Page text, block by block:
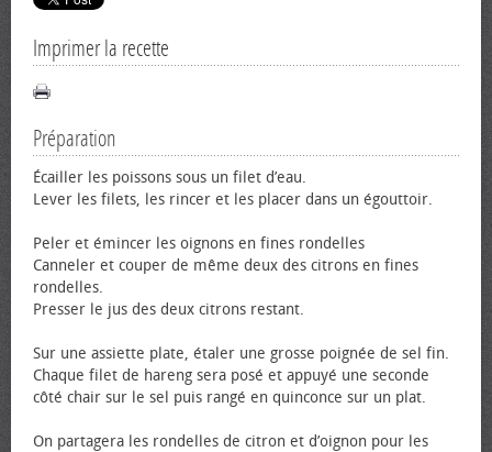
Imprimer la recette
Préparation
Écailler les poissons sous un filet d’eau.
Lever les filets, les rincer et les placer dans un égouttoir.
Peler et émincer les oignons en fines rondelles
Canneler et couper de même deux des citrons en fines
rondelles.
Presser le jus des deux citrons restant.
Sur une assiette plate, étaler une grosse poignée de sel fin.
Chaque filet de hareng sera posé et appuyé une seconde
côté chair sur le sel puis rangé en quinconce sur un plat.
On partagera les rondelles de citron et d’oignon pour les